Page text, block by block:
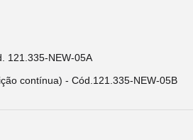
121.335-NEW-05A
contínua) - Cód.121.335-NEW-05B